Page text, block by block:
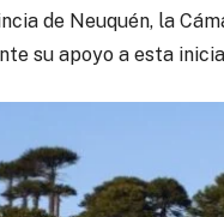
de Neuquén, la
su apoyo a esta